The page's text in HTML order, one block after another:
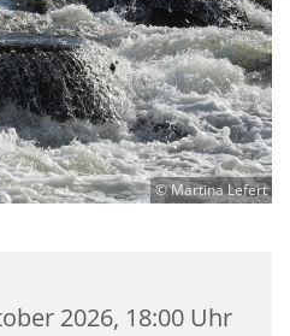
© Martina Lefert
2026, 18:00 Uhr